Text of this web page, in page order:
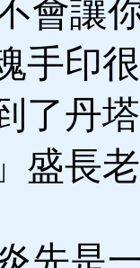
會讓
手印
了丹
盛長